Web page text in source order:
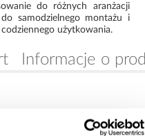
do różnych aranżacji
samodzielnego montażu i
użytkowania.
Informacje o